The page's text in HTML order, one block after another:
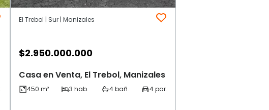
El Trebol | Sur | Manizales
$2.950.000.000
Casa en Venta, El Trebol, Manizales